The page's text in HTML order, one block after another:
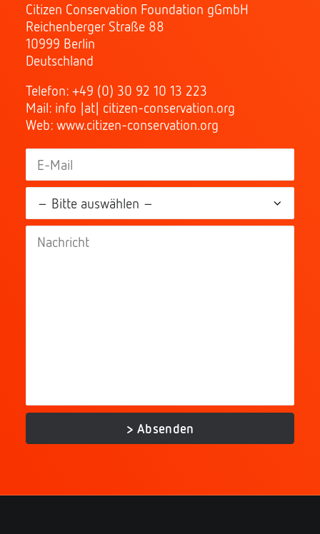
Citizen Conservation Foundation gGmbH
Reichenberger Straße 88
10999 Berlin
Deutschland
Telefon: +49 (0) 30 92 10 13 223
Mail: info |at| citizen-conservation.org
Web: www.citizen-conservation.org